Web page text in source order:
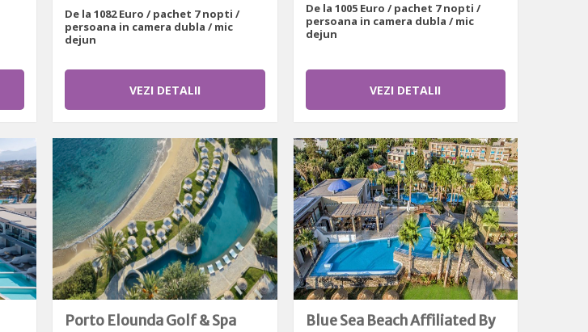
De la 1082 Euro / pachet 7 nopti /
persoana in camera dubla / mic
dejun
VEZI DETALII
De la 1005 Euro / pachet 7 nopti /
persoana in camera dubla / mic
dejun
VEZI DETALII
Porto Elounda Golf & Spa
Blue Sea Beach Affiliated By